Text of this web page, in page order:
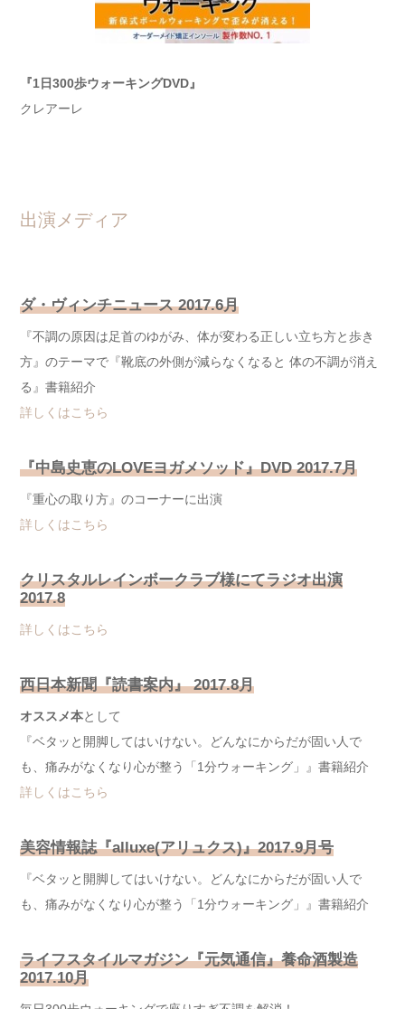
『1日300歩ウォーキングDVD』
クレアーレ
出演メディア
ダ・ヴィンチニュース 2017.6月
『不調の原因は足首のゆがみ、体が変わる正しい立ち方と歩き
方』のテーマで『靴底の外側が減らなくなると 体の不調が消え
る』書籍紹介
詳しくはこちら
『中島史恵のLOVEヨガメソッド』DVD 2017.7月
『重心の取り方』のコーナーに出演
詳しくはこちら
クリスタルレインボークラブ様にてラジオ出演
2017.8
詳しくはこちら
西日本新聞『読書案内』 2017.8月
オススメ本として
『ベタッと開脚してはいけない。どんなにからだが固い人で
も、 痛みがなくなり心が整う「1分ウォーキング」』書籍紹介
詳しくはこちら
美容情報誌『alluxe(アリュクス)』2017.9月号
『ベタッと開脚してはいけない。どんなにからだが固い人で
も、痛みがなくなり心が整う「1分ウォーキング」』書籍紹介
ライフスタイルマガジン『元気通信』養命酒製造
2017.10月